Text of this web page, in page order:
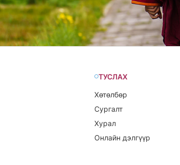
ТУСЛАХ
Хөтөлбөр
Сургалт
Хурал
Онлайн дэлгүүр